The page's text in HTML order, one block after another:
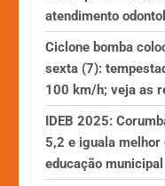
atendimento
Ciclone bomba
sexta (7):
100 km/h; veja as
IDEB 2025:
5,2 e iguala melhor
educação municipal